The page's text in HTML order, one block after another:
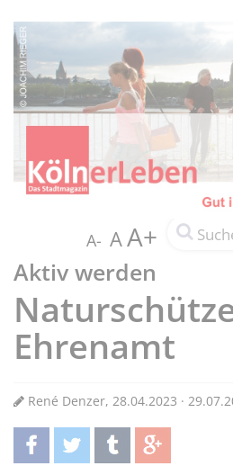
A- AA+
Aktiv werden
Ehrenamt
René Denzer, 28.04.2023 ·